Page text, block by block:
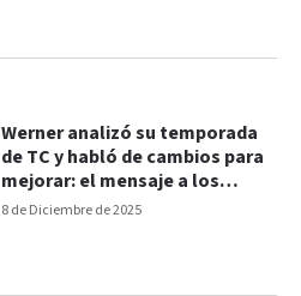
8 de Diciembre de 2025
Werner analizó su temporada
de TC y habló de cambios para
mejorar: el mensaje a los
hinchas de Ford